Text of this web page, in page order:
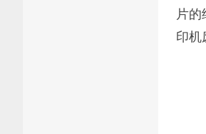
片
印机